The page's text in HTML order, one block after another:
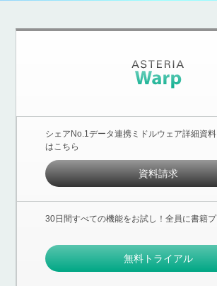
シェアNo.1データ連携ミドルウェア詳細資
はこちら
資料請求
30日間すべての機能をお試し！全員に書籍
無料トライアル